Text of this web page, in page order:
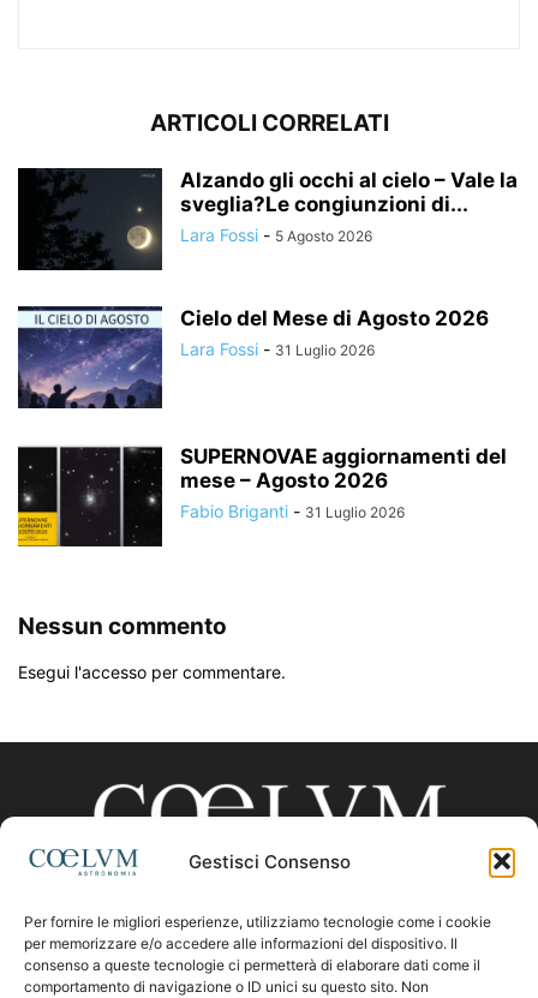
Gestisci Consenso
Per fornire le migliori esperienze, utilizziamo tecnologie come i cookie
per memorizzare e/o accedere alle informazioni del dispositivo. Il
consenso a queste tecnologie ci permetterà di elaborare dati come il
comportamento di navigazione o ID unici su questo sito. Non
ARTICOLI CORRELATI
Alzando gli occhi al cielo – Vale la
sveglia?Le congiunzioni di...
Lara Fossi - 5 Agosto 2026
Cielo del Mese di Agosto 2026
Lara Fossi - 31 Luglio 2026
SUPERNOVAE aggiornamenti del
mese – Agosto 2026
Fabio Briganti - 31 Luglio 2026
Nessun commento
Esegui l'accesso per commentare.
CHI SIAMO